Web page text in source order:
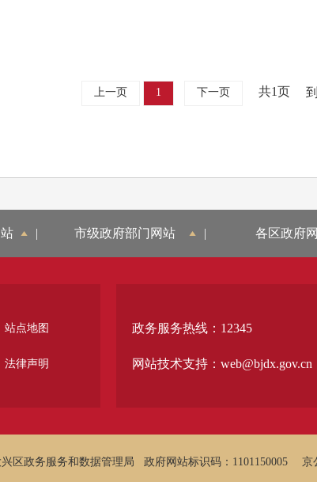
上一页 1 下一页 共1页
| 市级政府部门网站 | 各区政府
站点地图
法律声明
政务服务热线：12345
网站技术支持：web@bjdx.gov.cn
区政务服务和数据管理局 政府网站标识码：1101150005 京